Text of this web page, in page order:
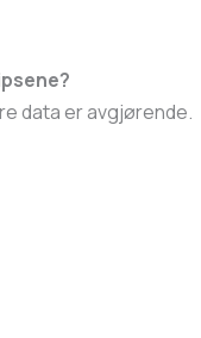
data er avgjørende.